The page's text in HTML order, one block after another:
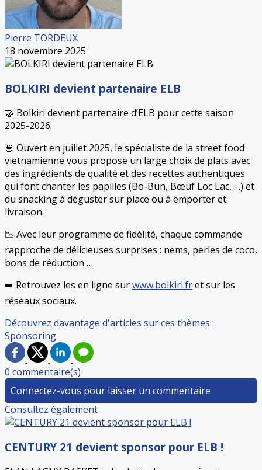
Pierre TORDEUX
18 novembre 2025
BOLKIRI devient partenaire ELB
🤝 Bolkiri devient partenaire d’ELB pour cette saison
2025-2026.
🍜 Ouvert en juillet 2025, le spécialiste de la street food
vietnamienne vous propose un large choix de plats avec
des ingrédients de qualité et des recettes authentiques
qui font chanter les papilles (Bo-Bun, Bœuf Loc Lac, …) et
du snacking à déguster sur place ou à emporter et
livraison.
📉 Avec leur programme de fidélité, chaque commande
rapproche de délicieuses surprises : nems, perles de coco,
bons de réduction …
➡️ Retrouvez les en ligne surwww.bolkiri.fret sur les
réseaux sociaux.
Découvrez davantage d'articles sur ces thèmes :
Sponsoring
0 commentaire(s)
Connectez-vous pour laisser un commentaire
Consultez également
CENTURY 21 devient sponsor pour ELB !